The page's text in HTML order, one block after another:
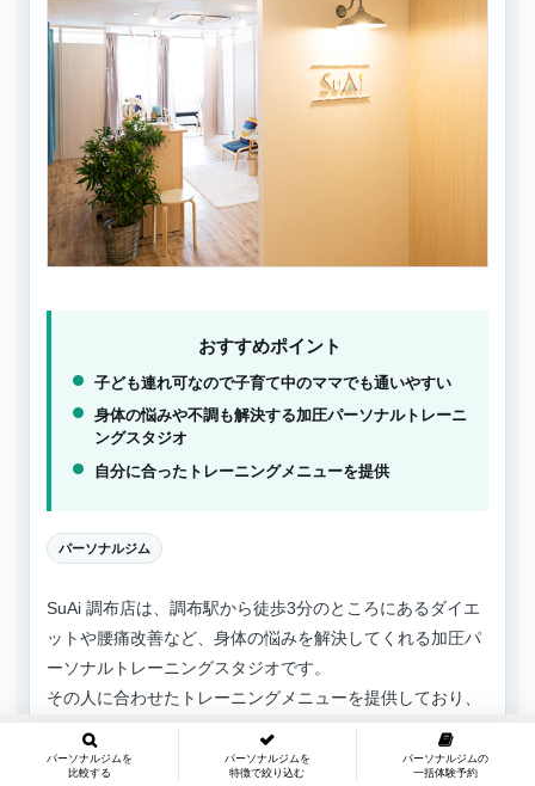
おすすめポイント
子ども連れ可なので子育て中のママでも通いやすい
身体の悩みや不調も解決する加圧パーソナルトレーニ
ングスタジオ
自分に合ったトレーニングメニューを提供
パーソナルジム
SuAi 調布店は、調布駅から徒歩3分のところにあるダイエ
ットや腰痛改善など、身体の悩みを解決してくれる加圧パ
ーソナルトレーニングスタジオです。
その人に合わせたトレーニングメニューを提供しており、
広々とした空間かつアットホームな雰囲気の中トレーニン
グを行います。
パーソナルジムを
比較する
パーソナルジムを
特徴で絞り込む
パーソナルジムの
一括体験予約